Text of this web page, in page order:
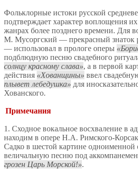
Фольклорные истоки русской
подтверждает характер воплощения
жанрах более позднего времени. Для
М. Мусоргский — прекрасный знаток
— использовал в прологе оперы
подблюдную песню свадебного
солнцу красному слава , а в первой
действия
Хованщины ввел
плывет лебедушка
для
Хованского.
Примечания
1. Сходное вокальное восхваление в
находим в опере Н.А. Римского-
Садко в шестой картине одноименной
величальную песню под
грозен Царь Морской! .